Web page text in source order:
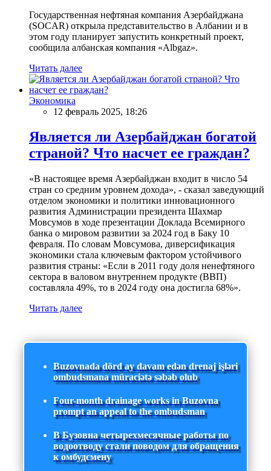
Государственная нефтяная компания Азербайджана
(SOCAR) открыла представительство в Албании и в
этом году планирует запустить конкретный проект,
сообщила албанская компания «Albgaz».
Читать далее
Экономика
12 февраль 2025, 18:26
Является ли Азербайджан богатой
страной? Что насчет ее граждан?
«В настоящее время Азербайджан входит в число 54
стран со средним уровнем дохода», - сказал заведующий
отделом экономики и политики инновационного
развития Администрации президента Шахмар
Мовсумов в ходе презентации Доклада Всемирного
банка о мировом развитии за 2024 год в Баку 10
февраля. По словам Мовсумова, диверсификация
экономики стала ключевым фактором устойчивого
развития страны: «Если в 2011 году доля ненефтяного
сектора в валовом внутреннем продукте (ВВП)
составляла 49%, то в 2024 году она достигла 68%».
Читать далее
Buzovnada dörd ay davam edən drenaj işləri
ombudsmana müraciətə səbəb olub
Four-month drainage works in Buzovna
prompt an appeal to the ombudsman
В Бузовна четырехмесячные работы по
водоотводу стали поводом для обращения
к омбудсмену